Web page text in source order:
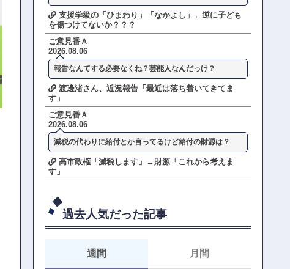
支援学級の「ひまわり」「なかよし」←逆に子ども
を傷つけてないか？？？
ご意見番Ａ
2026.08.06
報告なんてする必要なくね？芸能人なんだっけ？
渡邊渚さん、近況報告「最近は落ち着いてきてま
す」
ご意見番Ａ
2026.08.06
減税の代わりに給付とか言ってるけど給付の財源は？
高市政権「減税します」→財源「これから考えま
す」
過去人気だった記事
週間 月間